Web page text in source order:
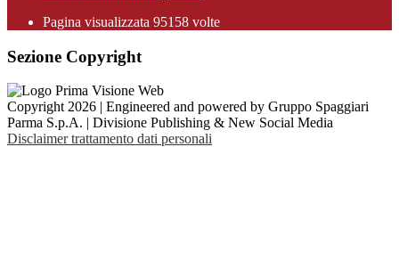
Pagina visualizzata 95158 volte
Sezione Copyright
Copyright 2026 | Engineered and powered by Gruppo Spaggiari
Parma S.p.A. | Divisione Publishing & New Social Media
Disclaimer trattamento dati personali